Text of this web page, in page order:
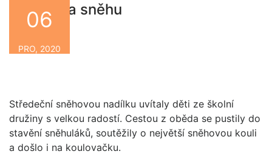
Hrátky na sněhu
06
PRO, 2020
Středeční sněhovou nadílku uvítaly děti ze školní
družiny s velkou radostí. Cestou z oběda se pustily do
stavění sněhuláků, soutěžily o největší sněhovou kouli
a došlo i na koulovačku.